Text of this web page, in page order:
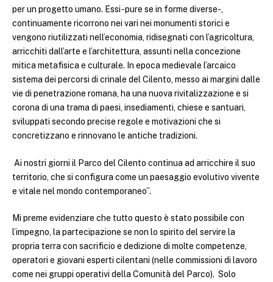
per un progetto umano. Essi -pure se in forme diverse-,
continuamente ricorrono nei vari nei monumenti storici e
vengono riutilizzati nell’economia, ridisegnati con l’agricoltura,
arricchiti dall’arte e l’architettura, assunti nella concezione
mitica metafisica e culturale. In epoca medievale l’arcaico
sistema dei percorsi di crinale del Cilento, messo ai margini dalle
vie di penetrazione romana, ha una nuova rivitalizzazione e si
corona di una trama di paesi, insediamenti, chiese e santuari,
sviluppati secondo precise regole e motivazioni che si
concretizzano e rinnovano le antiche tradizioni.
Ai nostri giorni il Parco del Cilento continua ad arricchire il suo
territorio, che si configura come un paesaggio evolutivo vivente
e vitale nel mondo contemporaneo”.
Mi preme evidenziare che tutto questo è stato possibile con
l’impegno, la partecipazione se non lo spirito del servire la
propria terra con sacrificio e dedizione di molte competenze,
operatori e giovani esperti cilentani (nelle commissioni di lavoro
come nei gruppi operativi della Comunità del Parco). Solo